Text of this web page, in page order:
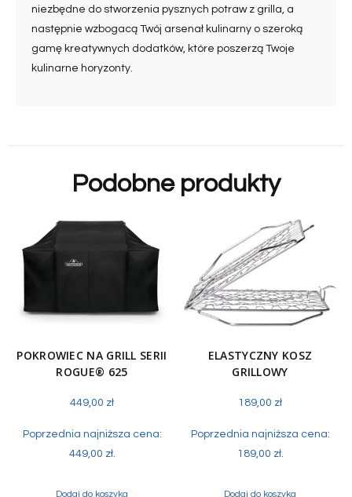
niezbędne do stworzenia pysznych potraw z grilla, a
następnie wzbogacą Twój arsenał kulinarny o szeroką
gamę kreatywnych dodatków, które poszerzą Twoje
kulinarne horyzonty.
Podobne produkty
POKROWIEC NA GRILL SERII
ROGUE® 625
449,00 zł
Poprzednia najniższa cena:
449,00 zł.
Dodaj do koszyka
ELASTYCZNY KOSZ
GRILLOWY
189,00 zł
Poprzednia najniższa cena:
189,00 zł.
Dodaj do koszyka